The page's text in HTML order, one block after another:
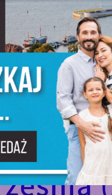
Szanujemy Twoją
lub zaakceptować je
dokonać zmiany
Niezbędne
Niezbędne pliki
strony internetowej i
oferowanych przez nas
Pliki cookies
w celu m.in.
prywatności,
cookies strona, z
Funkcjonalne i
Tego typu pliki
zapamiętanie
personalizację
treści.